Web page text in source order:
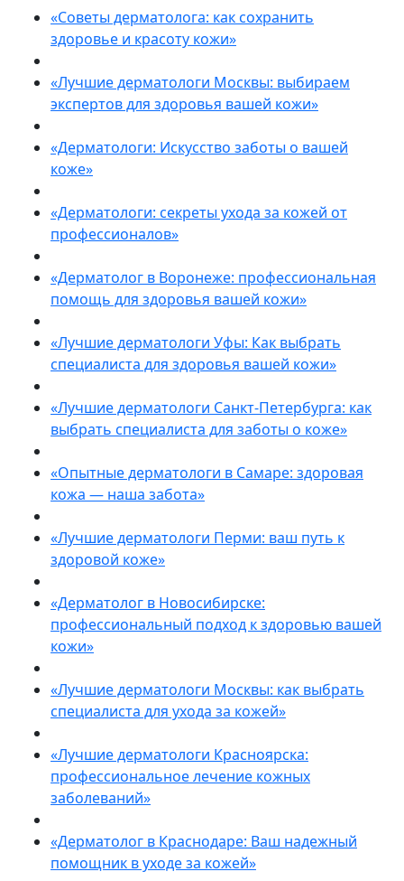
«Советы дерматолога: как сохранить
здоровье и красоту кожи»
«Лучшие дерматологи Москвы: выбираем
экспертов для здоровья вашей кожи»
«Дерматологи: Искусство заботы о вашей
коже»
«Дерматологи: секреты ухода за кожей от
профессионалов»
«Дерматолог в Воронеже: профессиональная
помощь для здоровья вашей кожи»
«Лучшие дерматологи Уфы: Как выбрать
специалиста для здоровья вашей кожи»
«Лучшие дерматологи Санкт-Петербурга: как
выбрать специалиста для заботы о коже»
«Опытные дерматологи в Самаре: здоровая
кожа — наша забота»
«Лучшие дерматологи Перми: ваш путь к
здоровой коже»
«Дерматолог в Новосибирске:
профессиональный подход к здоровью вашей
кожи»
«Лучшие дерматологи Москвы: как выбрать
специалиста для ухода за кожей»
«Лучшие дерматологи Красноярска:
профессиональное лечение кожных
заболеваний»
«Дерматолог в Краснодаре: Ваш надежный
помощник в уходе за кожей»